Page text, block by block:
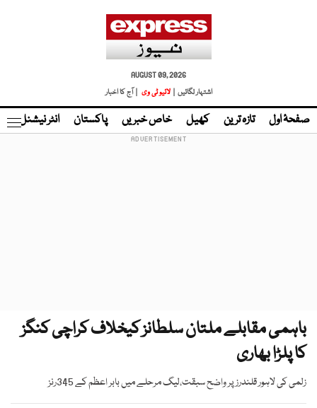
AUGUST 09, 2026
اشتہار لگائیں |
لائیو ٹی وی | آج کا اخبار
صفحۂ اول تازہ ترین کھیل خاص خبریں پاکستان انٹر نیشنل
باہمی مقابلے ملتان سلطانز کیخلاف کراچی کنگز
کا پلڑا بھاری
زلمی کی لاہور قلندرز پر واضح سبقت،لیگ مرحلے میں بابر اعظم کے 345رنز